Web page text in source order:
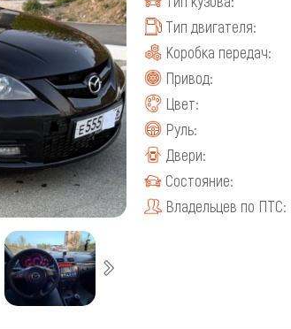
Тип двигателя:
Коробка передач:
Привод:
Цвет:
Руль:
Двери:
Состояние:
Владельцев по ПТС: